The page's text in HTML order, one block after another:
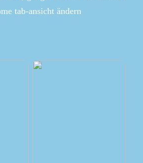
tab-ansicht ändern